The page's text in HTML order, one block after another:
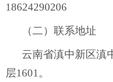
18624290206
（二）联系地址
云南省滇中新区滇
层1601。